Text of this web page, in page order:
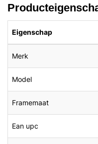
Eigenschap
Merk
Model
Framemaat
Ean upc